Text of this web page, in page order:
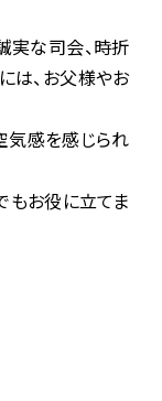
実な司会、時折
は、お父様やお
気感を感じられ
もお役に立てま